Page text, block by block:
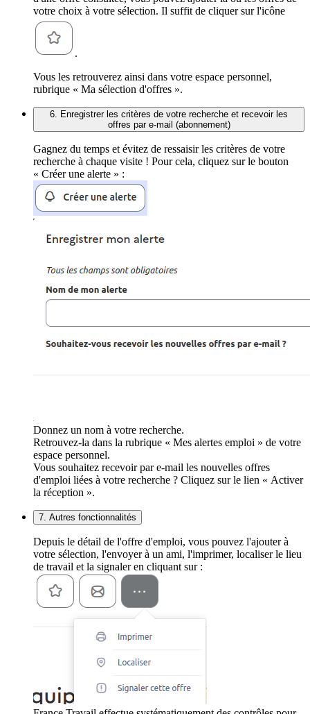
votre choix à votre sélection. Il suffit de cliquer sur l'icône
.
Vous les retrouverez ainsi dans votre espace personnel,
rubrique « Ma sélection d'offres ».
6. Enregistrer les critères de votre recherche et recevoir les
offres par e-mail (abonnement)
Gagnez du temps et évitez de ressaisir les critères de votre
recherche à chaque visite ! Pour cela, cliquez sur le bouton
« Créer une alerte » :
Donnez un nom à votre recherche.
Retrouvez-la dans la rubrique « Mes alertes emploi » de votre
espace personnel.
Vous souhaitez recevoir par e-mail les nouvelles offres
d'emploi liées à votre recherche ? Cliquez sur le lien « Activer
la réception ».
7. Autres fonctionnalités
Depuis le détail de l'offre d'emploi, vous pouvez l'ajouter à
votre sélection, l'envoyer à un ami, l'imprimer, localiser le lieu
de travail et la signaler en cliquant sur :